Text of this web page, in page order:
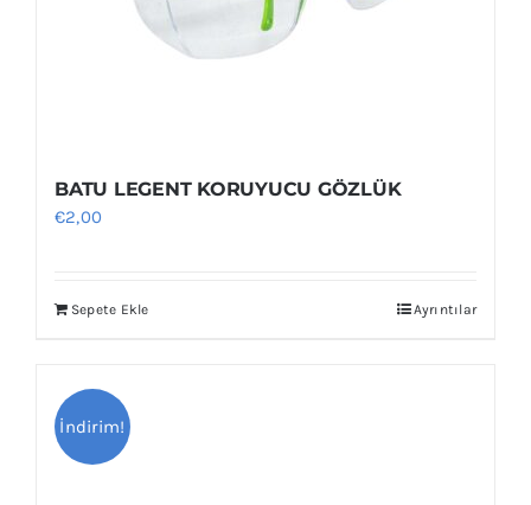
BATU LEGENT KORUYUCU GÖZLÜK
€2,00
Sepete Ekle Ayrıntılar
İndirim!